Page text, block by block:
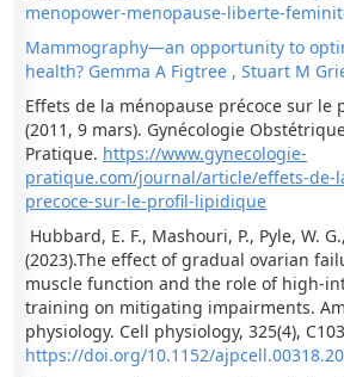
menopower-menopause-liberte-
Mammography—anopportunity to
health? Gemma A Figtree , Stuart M
Effets de la ménopause précoce sur le
(2011, 9 mars). Gynécologie
Pratique. https://www.gynecologie-
pratique.com/journal/article/effets-de-
precoce-sur-le-profil-lipidique
Hubbard, E. F., Mashouri, P., Pyle, W.
(2023).The effect of gradual ovarian
muscle function and the role of high-
training on mitigating impairments.
physiology. Cell physiology, 325(4),
https://doi.org/10.1152/